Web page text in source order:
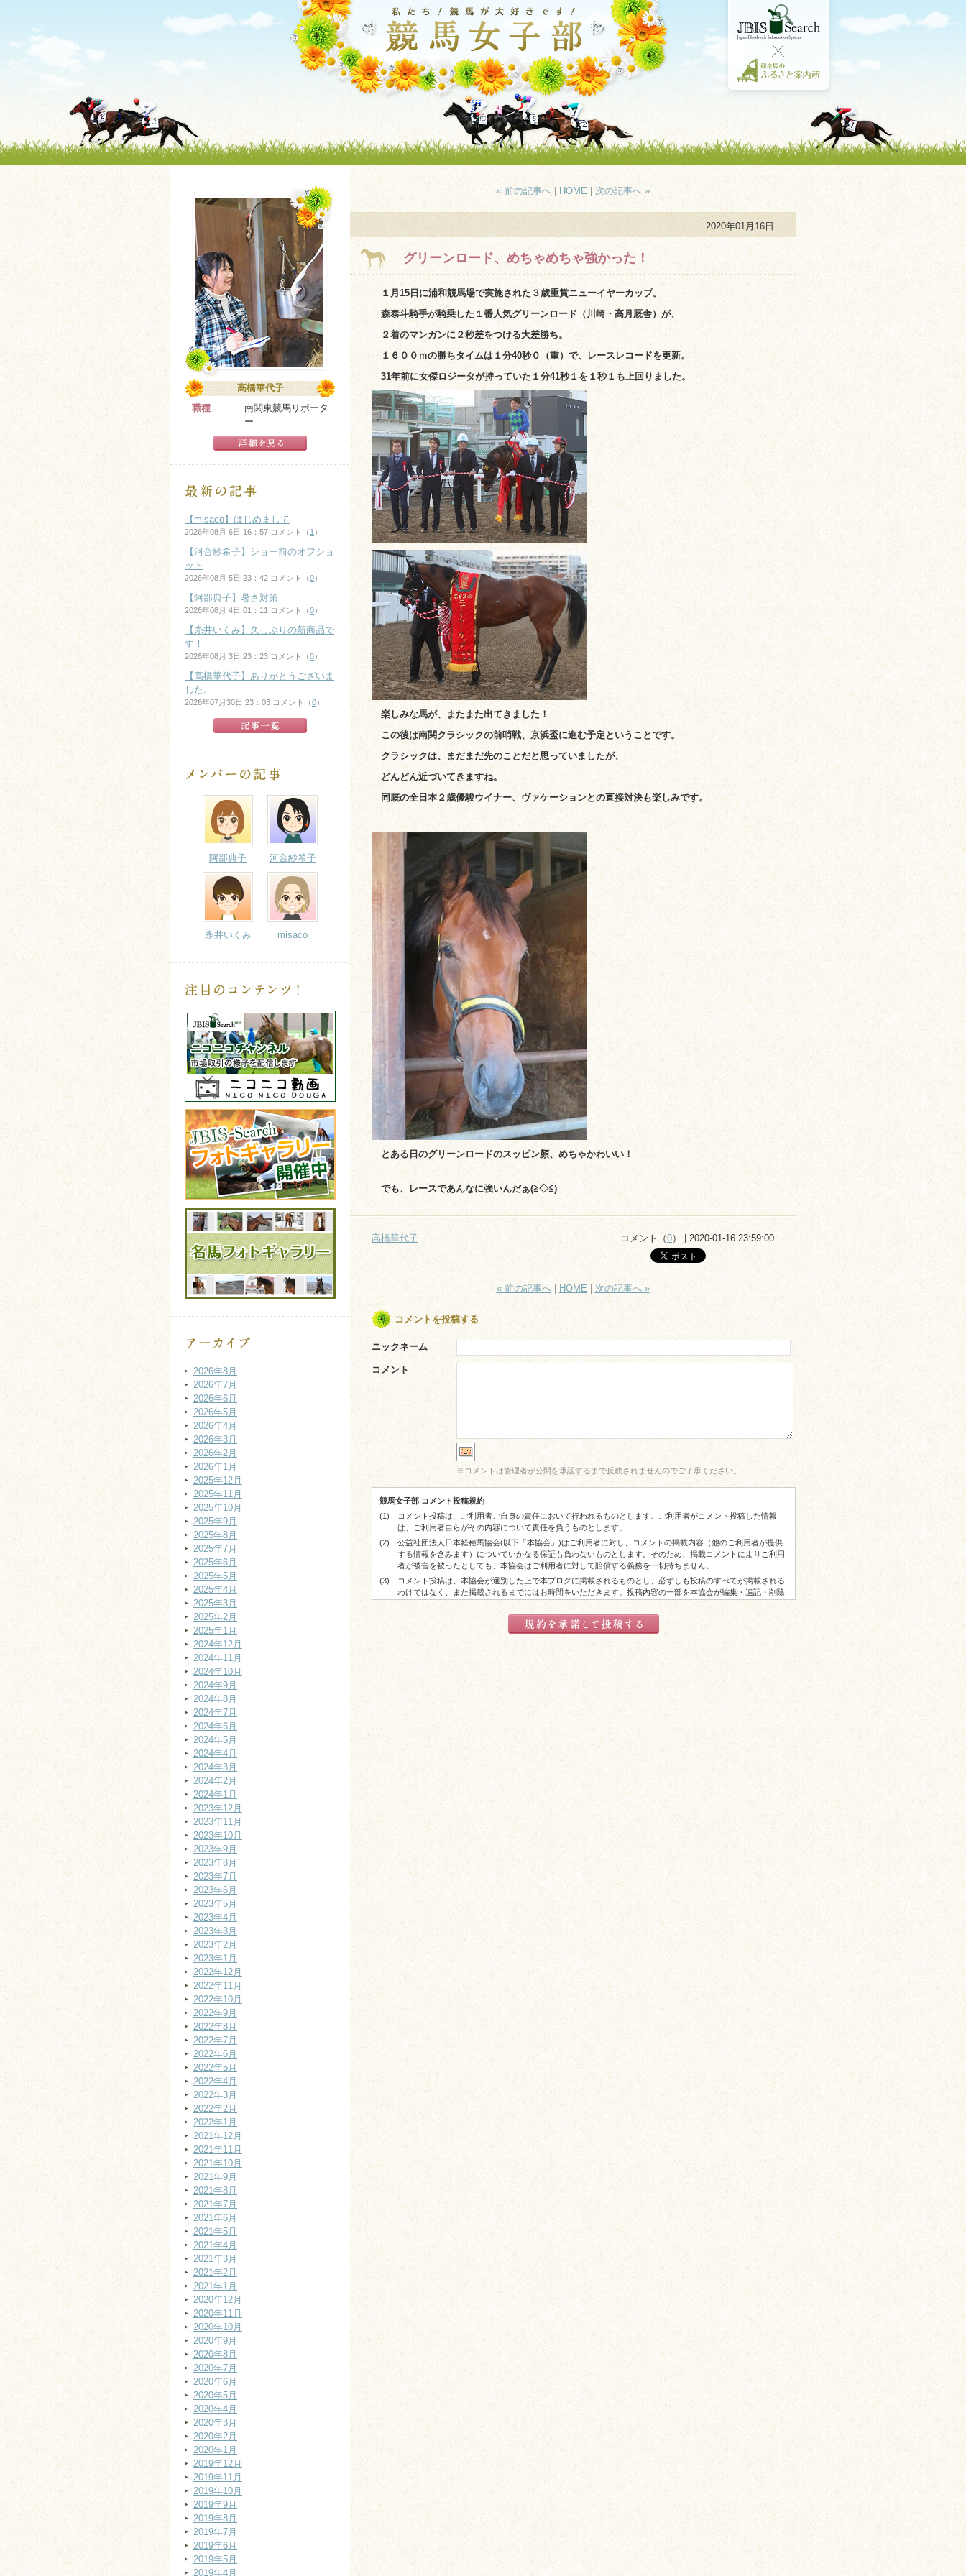
« 前の記事へ| HOME| 次の記事へ »
2020年01月16日
グリーンロード、めちゃめちゃ強かった！
１月15日に浦和競馬場で実施された３歳重賞ニューイヤーカップ。
森泰斗騎手が騎乗した１番人気グリーンロード（川崎・高月厩舎）が、
２着のマンガンに２秒差をつける大差勝ち。
１６００ｍの勝ちタイムは１分40秒０（重）で、レースレコードを更新。
31年前に女傑ロジータが持っていた１分41秒１を１秒１も上回りました。
楽しみな馬が、またまた出てきました！
この後は南関クラシックの前哨戦、京浜盃に進む予定ということです。
クラシックは、まだまだ先のことだと思っていましたが、
どんどん近づいてきますね。
同厩の全日本２歳優駿ウイナー、ヴァケーションとの直接対決も楽しみです。
とある日のグリーンロードのスッピン顏、めちゃかわいい！
でも、レースであんなに強いんだぁ(≧◇≦)
高橋華代子 コメント（0） | 2020-01-16 23:59:00
« 前の記事へ| HOME | 次の記事へ »
コメントを投稿する
ニックネーム
コメント
※コメントは管理者が公開を承認するまで反映されませんのでご了承ください。
競馬女子部 コメント投稿規約
(1)
コメント投稿は、ご利用者ご自身の責任において行われるものとします。ご利用者がコメント投稿した情報
は、ご利用者自らがその内容について責任を負うものとします。
(2)
公益社団法人日本軽種馬協会(以下「本協会」)はご利用者に対し、コメントの掲載内容（他のご利用者が提供
する情報を含みます）についていかなる保証も負わないものとします。そのため、掲載コメントによりご利用
者が被害を被ったとしても、本協会はご利用者に対して賠償する義務を一切持ちません。
(3)
コメント投稿は、本協会が選別した上で本ブログに掲載されるものとし、必ずしも投稿のすべてが掲載される
わけではなく、また掲載されるまでにはお時間をいただきます。投稿内容の一部を本協会が編集・追記・削除
した上で掲載される場合があります。
(4)
コメント投稿が実際に掲載された場合でも、ご利用者に対する本協会からの謝礼等はございませんので予めご
了承ください。
以上
高橋華代子
職種
南関東競馬リポータ
ー
【misaco】はじめまして
2026年08月 6日 16：57 コメント（ 1 ）
【河合紗希子】ショー前のオフショ
ット
2026年08月 5日 23：42 コメント（0）
【阿部典子】暑さ対策
2026年08月 4日 01：11 コメント（0）
【糸井いくみ】久しぶりの新商品で
す！
2026年08月 3日 23：23 コメント（0）
【高橋華代子】ありがとうございま
した。
2026年07月30日 23：03 コメント（0）
阿部典子 河合紗希子
糸井いくみ misaco
2026年8月
2026年7月
2026年6月
2026年5月
2026年4月
2026年3月
2026年2月
2026年1月
2025年12月
2025年11月
2025年10月
2025年9月
2025年8月
2025年7月
2025年6月
2025年5月
2025年4月
2025年3月
2025年2月
2025年1月
2024年12月
2024年11月
2024年10月
2024年9月
2024年8月
2024年7月
2024年6月
2024年5月
2024年4月
2024年3月
2024年2月
2024年1月
2023年12月
2023年11月
2023年10月
2023年9月
2023年8月
2023年7月
2023年6月
2023年5月
2023年4月
2023年3月
2023年2月
2023年1月
2022年12月
2022年11月
2022年10月
2022年9月
2022年8月
2022年7月
2022年6月
2022年5月
2022年4月
2022年3月
2022年2月
2022年1月
2021年12月
2021年11月
2021年10月
2021年9月
2021年8月
2021年7月
2021年6月
2021年5月
2021年4月
2021年3月
2021年2月
2021年1月
2020年12月
2020年11月
2020年10月
2020年9月
2020年8月
2020年7月
2020年6月
2020年5月
2020年4月
2020年3月
2020年2月
2020年1月
2019年12月
2019年11月
2019年10月
2019年9月
2019年8月
2019年7月
2019年6月
2019年5月
2019年4月